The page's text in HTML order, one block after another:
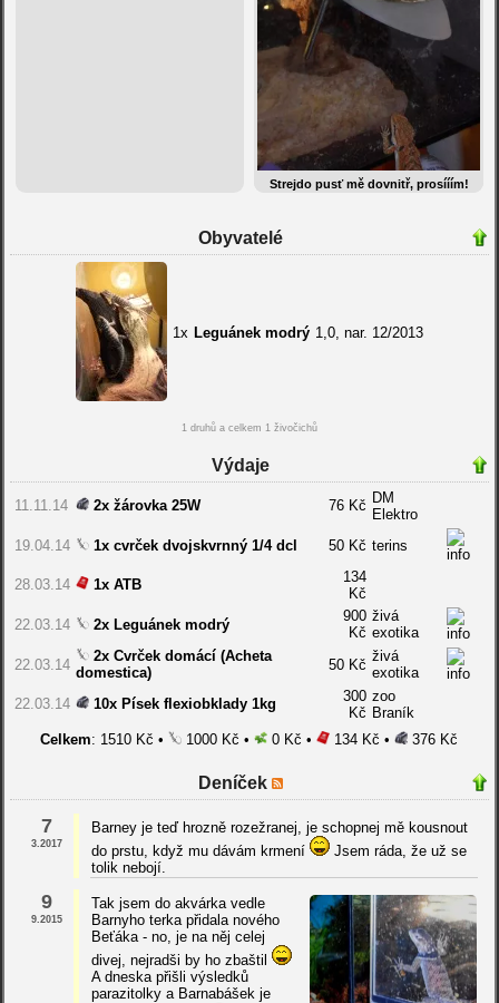
Strejdo pusť mě dovnitř, prosííím!
Obyvatelé
1x Leguánek modrý 1,0, nar. 12/2013
1 druhů a celkem 1 živočichů
Výdaje
11.11.14 2x žárovka 25W 76 Kč DM
Elektro
19.04.14
1x cvrček dvojskvrnný 1/4 dcl 50 Kč terins
28.03.14 1x ATB
134
Kč
22.03.14
2x Leguánek modrý
900
Kč
živá
exotika
22.03.14
2x Cvrček domácí (Acheta
domestica)
50 Kč
živá
exotika
22.03.14
10x Písek flexiobklady 1kg
300
Kč
zoo
Braník
Celkem: 1510 Kč • 1000 Kč • 0 Kč • 134 Kč • 376 Kč
Deníček
7
3.2017
Barney je teď hrozně rozežranej, je schopnej mě kousnout
do prstu, když mu dávám krmení
Jsem ráda, že už se
tolik nebojí.
9
9.2015
Tak jsem do akvárka vedle
Barnyho terka přidala nového
Beťáka - no, je na něj celej
divej, nejradši by ho zbaštil
A dneska přišli výsledků
parazitolky a Barnabášek je